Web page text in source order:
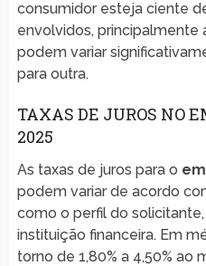
consumidor esteja ciente
envolvidos, principalmente
podem variar
para outra.
TAXAS DE JUROS NO
2025
As taxas de juros para o
podem variar de acordo
como o perfil do
instituição financeira. Em
torno de 1,80% a 4,50% ao